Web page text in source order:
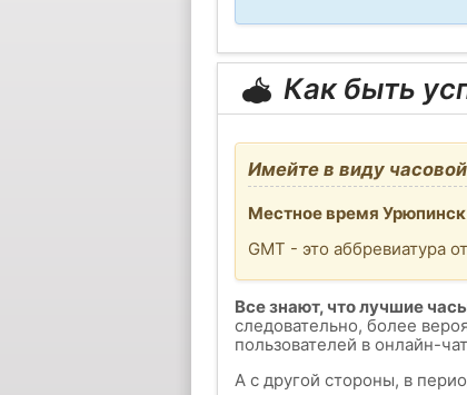
Как быть
Имейте в виду
Местное время
GMT - это аббревиатура
Все знают, что лучшие
следовательно, более
пользователей в онлайн-
А с другой стороны, в